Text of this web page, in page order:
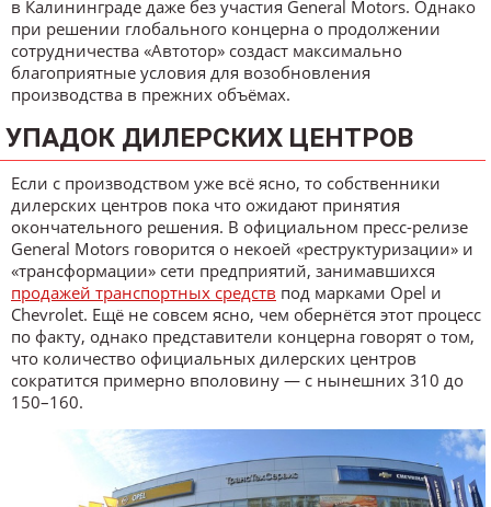
в Калининграде даже без участия General Motors. Однако
при решении глобального концерна о продолжении
сотрудничества «Автотор» создаст максимально
благоприятные условия для возобновления
производства в прежних объёмах.
УПАДОК ДИЛЕРСКИХ ЦЕНТРОВ
Если с производством уже всё ясно, то собственники
дилерских центров пока что ожидают принятия
окончательного решения. В официальном пресс-релизе
General Motors говорится о некоей «реструктуризации» и
«трансформации» сети предприятий, занимавшихся
продажей транспортных средств под марками Opel и
Chevrolet. Ещё не совсем ясно, чем обернётся этот процесс
по факту, однако представители концерна говорят о том,
что количество официальных дилерских центров
сократится примерно вполовину — с нынешних 310 до
150–160.